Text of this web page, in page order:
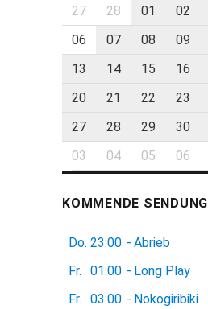
27
28 01 02
06
07 08 09
13
14 15 16
20
21 22 23
27
28 29 30
03
04 05 06
KOMMENDE SENDUNG
Do. 23:00 - Abrieb
Fr.
01:00 - Long Play
Fr.
03:00 - Nokogiribiki